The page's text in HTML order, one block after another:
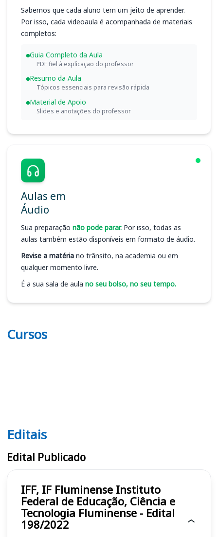
Sabemos que cada aluno tem um jeito de aprender.
Por isso, cada videoaula é acompanhada de materiais
completos:
Guia Completo da Aula
PDF fiel à explicação do professor
Resumo da Aula
Tópicos essenciais para revisão rápida
Material de Apoio
Slides e anotações do professor
Aulas em
Áudio
Sua preparação não pode parar. Por isso, todas as
aulas também estão disponíveis em formato de áudio.
Revise a matéria no trânsito, na academia ou em
qualquer momento livre.
É a sua sala de aula no seu bolso, no seu tempo.
Cursos
Editais IFF, IF Fluminense
Editais
Edital Publicado
IFF, IF Fluminense Instituto
Federal de Educação, Ciência e
Tecnologia Fluminense - Edital
198/2022